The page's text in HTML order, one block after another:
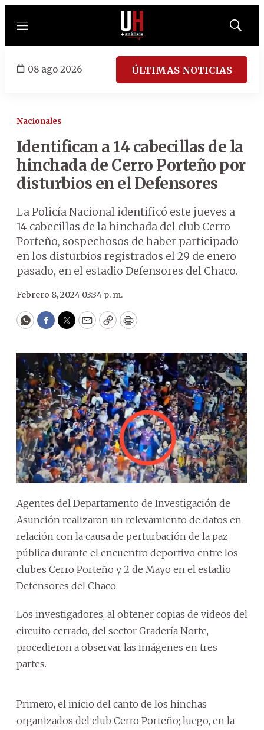
Menú
Mostrar
08 ago 2026 ÚLTIMAS NOTICIAS
Nacionales
Identifican a 14 cabecillas de la
hinchada de Cerro Porteño por
disturbios en el Defensores
La Policía Nacional identificó este jueves a
14 cabecillas de la hinchada del club Cerro
Porteño, sospechosos de haber participado
en los disturbios registrados el 29 de enero
pasado, en el estadio Defensores del Chaco.
Febrero 8, 2024 03:34 p. m.
WhatsApp
Facebook
Twitter
EmailCopyPrint
Agentes del Departamento de Investigación de
Asunción realizaron un relevamiento de datos en
relación con la causa de perturbación de la paz
pública durante el encuentro deportivo entre los
clubes Cerro Porteño y 2 de Mayo en el estadio
Defensores del Chaco.
Los investigadores, al obtener copias de videos del
circuito cerrado, del sector Gradería Norte,
procedieron a observar las imágenes en tres
partes.
Primero, el inicio del canto de los hinchas
organizados del club Cerro Porteño; luego, en la